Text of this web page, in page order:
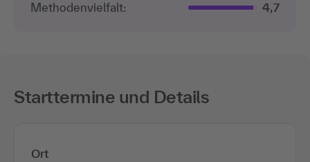
Methodenvielfalt:
4,7
Starttermine und Details
Ort